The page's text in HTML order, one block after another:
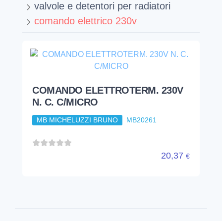
valvole e detentori per radiatori
comando elettrico 230v